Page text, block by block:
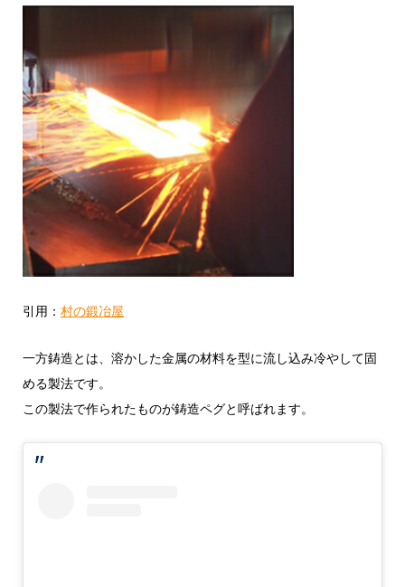
引用： 村の鍛冶屋
一方鋳造とは、溶かした金属の材料を型に流し込み冷やして固
める製法です。
この製法で作られたものが鋳造ペグと呼ばれます。